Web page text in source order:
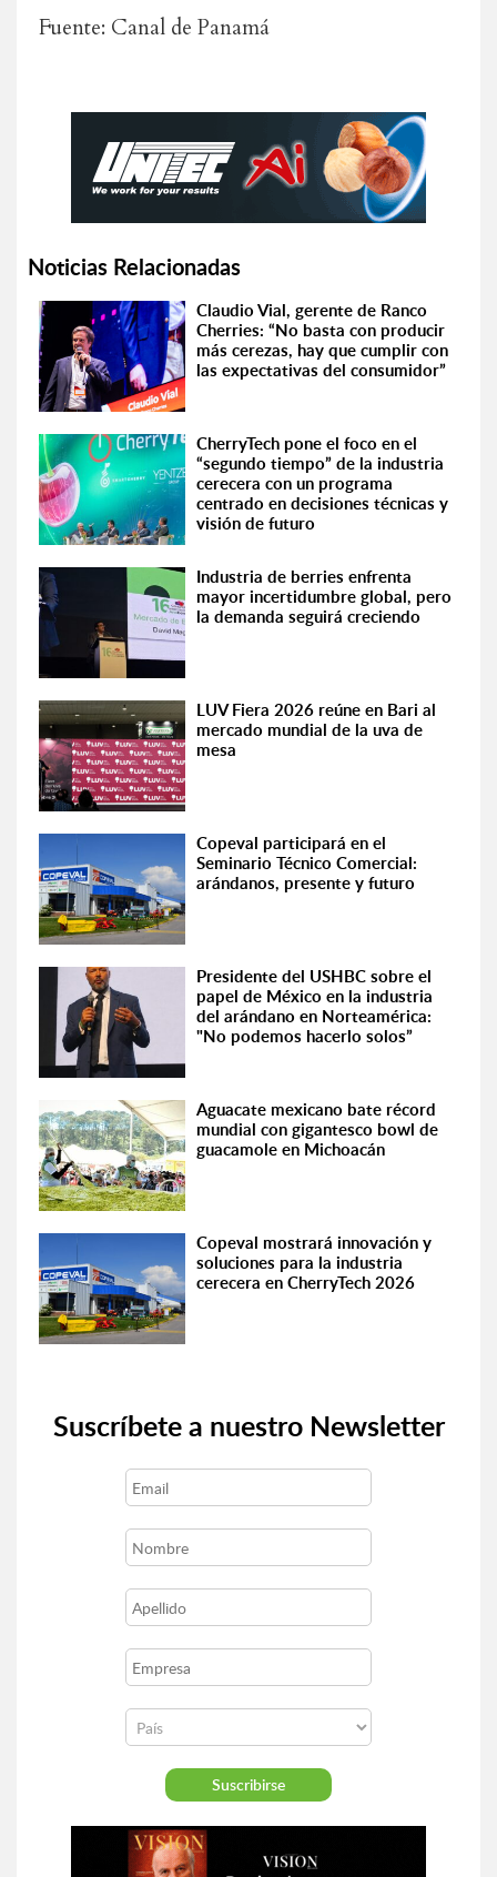
Fuente: Canal de Panamá
Noticias Relacionadas
Claudio Vial, gerente de Ranco
Cherries: “No basta con producir
más cerezas, hay que cumplir con
las expectativas del consumidor”
CherryTech pone el foco en el
“segundo tiempo” de la industria
cerecera con un programa
centrado en decisiones técnicas y
visión de futuro
Industria de berries enfrenta
mayor incertidumbre global, pero
la demanda seguirá creciendo
LUV Fiera 2026 reúne en Bari al
mercado mundial de la uva de
mesa
Copeval participará en el
Seminario Técnico Comercial:
arándanos, presente y futuro
Presidente del USHBC sobre el
papel de México en la industria
del arándano en Norteamérica:
"No podemos hacerlo solos”
Aguacate mexicano bate récord
mundial con gigantesco bowl de
guacamole en Michoacán
Copeval mostrará innovación y
soluciones para la industria
cerecera en CherryTech 2026
Suscríbete a nuestro Newsletter